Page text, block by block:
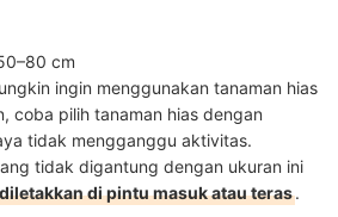
cm
ingin menggunakan tanaman hias
coba pilih tanaman hias dengan
tidak mengganggu aktivitas.
tidak digantung dengan ukuran ini
diletakkan di pintu masuk atau teras.